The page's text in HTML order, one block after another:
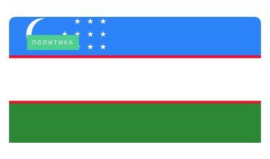
ПОЛИТИКА